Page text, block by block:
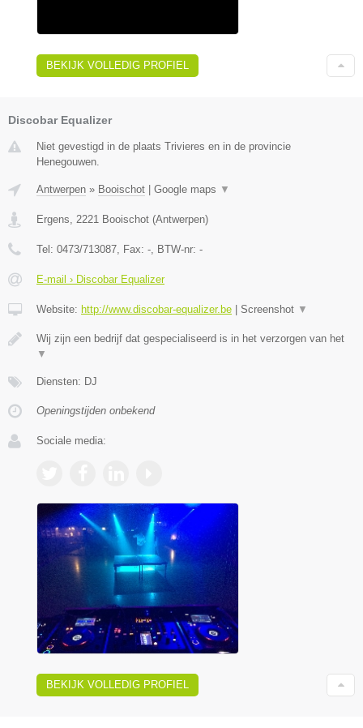
BEKIJK VOLLEDIG PROFIEL
Discobar Equalizer
Niet gevestigd in de plaats Trivieres en in de provincie
Henegouwen.
Antwerpen » Booischot | Google maps ▼
Ergens 2221 Booischot (Antwerpen)
Tel: 0473/713087 , Fax: - , BTW-nr: -
E-mail › Discobar Equalizer
Website: http://www.discobar-equalizer.be | Screenshot ▼
Wij zijn een bedrijf dat gespecialiseerd is in het verzorgen van het
▼
Diensten: DJ
Openingstijden onbekend
Sociale media:
BEKIJK VOLLEDIG PROFIEL